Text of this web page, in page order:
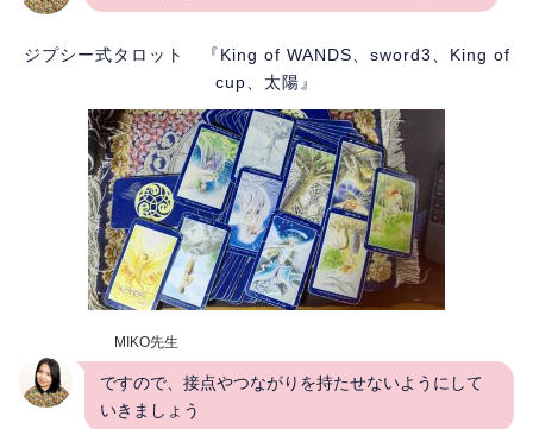
ジプシー式タロット 『King of WANDS、sword3、King of
cup、太陽』
MIKO先生
ですので、接点やつながりを持たせないようにして
いきましょう